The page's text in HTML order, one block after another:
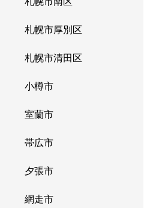
札幌市厚別区
札幌市清田区
小樽市
室蘭市
帯広市
夕張市
網走市